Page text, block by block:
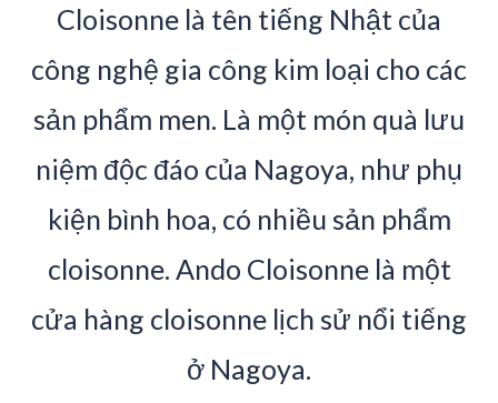
Cloisonne là tên tiếng Nhật của
công nghệ gia công kim loại cho các
sản phẩm men. Là một món quà lưu
niệm độc đáo của Nagoya, như phụ
kiện bình hoa, có nhiều sản phẩm
cloisonne. Ando Cloisonne là một
cửa hàng cloisonne lịch sử nổi tiếng
ở Nagoya.